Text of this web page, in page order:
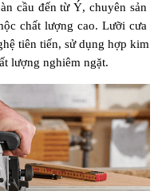
cầu đến từ Ý, chuyên sản
chất lượng cao. Lưỡi cưa
tiên tiến, sử dụng hợp kim
lượng nghiêm ngặt.